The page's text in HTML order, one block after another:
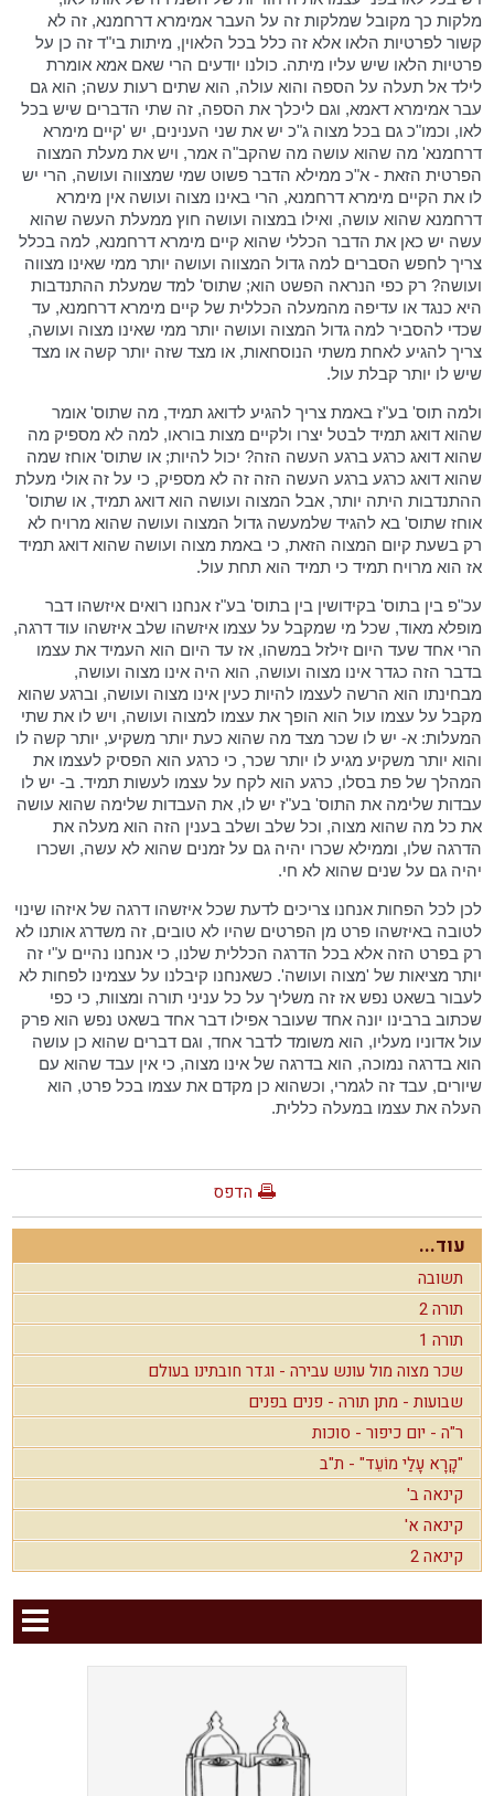
מלקות כך מקובל שמלקות זה על העבר אמימרא דרחמנא, זה לא
קשור לפרטיות הלאו אלא זה כלל בכל הלאוין, מיתות בי"ד זה כן על
פרטיות הלאו שיש עליו מיתה. כולנו יודעים הרי שאם אמא אומרת
לילד אל תעלה על הספה והוא עולה, הוא שתים רעות עשה; הוא גם
עבר אמימרא דאמא, וגם ליכלך את הספה, זה שתי הדברים שיש בכל
לאו, וכמו"כ גם בכל מצוה ג"כ יש את שני הענינים, יש 'קיים מימרא
דרחמנא' מה שהוא עושה מה שהקב"ה אמר, ויש את מעלת המצוה
הפרטית הזאת - א"כ ממילא הדבר פשוט שמי שמצווה ועושה, הרי יש
לו את הקיים מימרא דרחמנא, הרי באינו מצוה ועושה אין מימרא
דרחמנא שהוא עושה, ואילו במצוה ועושה חוץ ממעלת העשה שהוא
עשה יש כאן את הדבר הכללי שהוא קיים מימרא דרחמנא, למה בכלל
צריך לחפש הסברים למה גדול המצווה ועושה יותר ממי שאינו מצווה
ועושה? רק כפי הנראה הפשט הוא; שתוס' למד שמעלת ההתנדבות
היא כנגד או עדיפה מהמעלה הכללית של קיים מימרא דרחמנא, עד
שכדי להסביר למה גדול המצוה ועושה יותר ממי שאינו מצוה ועושה,
צריך להגיע לאחת משתי הנוסחאות, או מצד שזה יותר קשה או מצד
שיש לו יותר קבלת עול.
ולמה תוס' בע"ז באמת צריך להגיע לדואג תמיד, מה שתוס' אומר
שהוא דואג תמיד לבטל יצרו ולקיים מצות בוראו, למה לא מספיק מה
שהוא דואג כרגע ברגע העשה הזה? יכול להיות; או שתוס' אוחז שמה
שהוא דואג כרגע ברגע העשה הזה זה לא מספיק, כי על זה אולי מעלת
ההתנדבות היתה יותר, אבל המצוה ועושה הוא דואג תמיד, או שתוס'
אוחז שתוס' בא להגיד שלמעשה גדול המצוה ועושה שהוא מרויח לא
רק בשעת קיום המצוה הזאת, כי באמת מצוה ועושה שהוא דואג תמיד
אז הוא מרויח תמיד כי תמיד הוא תחת עול.
עכ"פ בין בתוס' בקידושין בין בתוס' בע"ז אנחנו רואים איזשהו דבר
מופלא מאוד, שכל מי שמקבל על עצמו איזשהו שלב איזשהו עוד דרגה,
הרי אחד שעד היום זילזל במשהו, אז עד היום הוא העמיד את עצמו
בדבר הזה כגדר אינו מצוה ועושה, הוא היה אינו מצוה ועושה,
מבחינתו הוא הרשה לעצמו להיות כעין אינו מצוה ועושה, וברגע שהוא
מקבל על עצמו עול הוא הופך את עצמו למצוה ועושה, ויש לו את שתי
המעלות: א- יש לו שכר מצד מה שהוא כעת יותר משקיע, יותר קשה לו
והוא יותר משקיע מגיע לו יותר שכר, כי כרגע הוא הפסיק לעצמו את
המהלך של פת בסלו, כרגע הוא לקח על עצמו לעשות תמיד. ב- יש לו
עבדות שלימה את התוס' בע"ז יש לו, את העבדות שלימה שהוא עושה
את כל מה שהוא מצוה, וכל שלב ושלב בענין הזה הוא מעלה את
הדרגה שלו, וממילא שכרו יהיה גם על זמנים שהוא לא עשה, ושכרו
יהיה גם על שנים שהוא לא חי.
לכן לכל הפחות אנחנו צריכים לדעת שכל איזשהו דרגה של איזהו שינוי
לטובה באיזשהו פרט מן הפרטים שהיו לא טובים, זה משדרג אותנו לא
רק בפרט הזה אלא בכל הדרגה הכללית שלנו, כי אנחנו נהיים ע"י זה
יותר מציאות של 'מצוה ועושה'. כשאנחנו קיבלנו על עצמינו לפחות לא
לעבור בשאט נפש אז זה משליך על כל עניני תורה ומצוות, כי כפי
שכתוב ברבינו יונה אחד שעובר אפילו דבר אחד בשאט נפש הוא פרק
עול אדוניו מעליו, הוא משומד לדבר אחד, וגם דברים שהוא כן עושה
הוא בדרגה נמוכה, הוא בדרגה של אינו מצוה, כי אין עבד שהוא עם
שיורים, עבד זה לגמרי, וכשהוא כן מקדם את עצמו בכל פרט, הוא
העלה את עצמו במעלה כללית.
הדפס
עוד...
תשובה
תורה 2
תורה 1
שכר מצוה מול עונש עבירה - וגדר חובתינו בעולם
שבועות - מתן תורה - פנים בפנים
ר"ה - יום כיפור - סוכות
"קָרָא עָלַי מוֹעֵד" - ת"ב
קינאה ב'
קינאה א'
קינאה 2